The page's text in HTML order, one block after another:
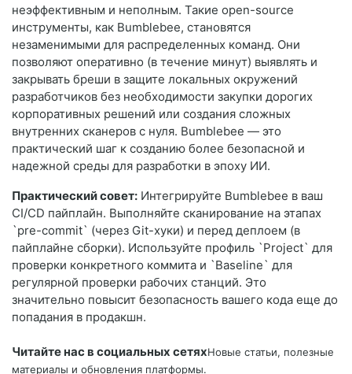
неэффективным и неполным. Такие open-source
инструменты, как Bumblebee, становятся
незаменимыми для распределенных команд. Они
позволяют оперативно (в течение минут) выявлять и
закрывать бреши в защите локальных окружений
разработчиков без необходимости закупки дорогих
корпоративных решений или создания сложных
внутренних сканеров с нуля. Bumblebee — это
практический шаг к созданию более безопасной и
надежной среды для разработки в эпоху ИИ.
Практический совет: Интегрируйте Bumblebee в ваш
CI/CD пайплайн. Выполняйте сканирование на этапах
`pre-commit` (через Git-хуки) и перед деплоем (в
пайплайне сборки). Используйте профиль `Project` для
проверки конкретного коммита и `Baseline` для
регулярной проверки рабочих станций. Это
значительно повысит безопасность вашего кода еще до
попадания в продакшн.
Читайте нас в социальных сетяхНовые статьи, полезные
материалы и обновления платформы.